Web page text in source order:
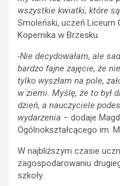
wszystkie kwiatki, które
Smoleński, uczeń Liceum
Kopernika w Brzesku.
-Nie decydowałam, ale
bardzo fajne zajęcie, że
tylko wyszłam na pole,
w ziemi. Myślę, że to był
dzień, a nauczyciele
wydarzenia – dodaje
Ogólnokształcącego im.
W najbliższym czasie
zagospodarowaniu
szkoły.